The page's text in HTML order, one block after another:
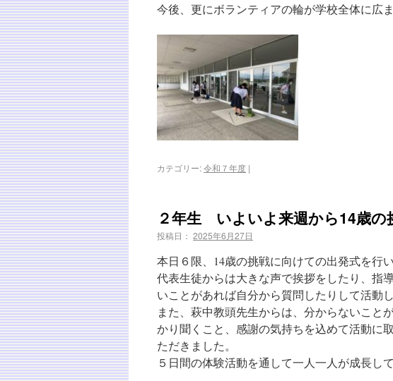
今後、更にボランティアの輪が学校全体に広
カテゴリー:令和７年度 |
２年生 いよいよ来週から14歳の
投稿日： 2025年6月27日
本日６限、14歳の挑戦に向けての出発式を行い
代表生徒からは大きな声で挨拶をしたり、指
いことがあれば自分から質問したりして活動
また、萩中教頭先生からは、分からないこと
かり聞くこと、感謝の気持ちを込めて活動に
ただきました。
５日間の体験活動を通して一人一人が成長し